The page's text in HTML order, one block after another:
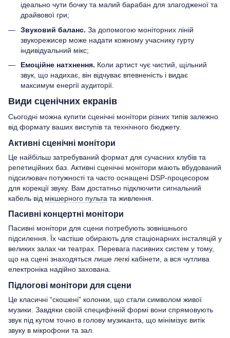
ідеально чути бочку та малий барабан для злагодженої та
драйвової гри;
Звуковий баланс. За допомогою моніторних ліній
звукорежисер може надати кожному учаснику гурту
індивідуальний мікс;
Емоційне натхнення. Коли артист чує чистий, щільний
звук, що надихає, він відчуває впевненість і видає
максимум енергії аудиторії.
Види сценічних екранів
Сьогодні можна купити сценічні монітори різних типів залежно
від формату ваших виступів та технічного бюджету.
Активні сценічні монітори
Це найбільш затребуваний формат для сучасних клубів та
репетиційних баз. Активні сценічні монітори мають вбудований
підсилювач потужності та часто оснащені DSP-процесором
для корекції звуку. Вам достатньо підключити сигнальний
кабель від мікшерного пульта та живлення.
Пасивні концертні монітори
Пасивні монітори для сцени потребують зовнішнього
підсилення. Їх частіше обирають для стаціонарних інсталяцій у
великих залах чи театрах. Перевага пасивних систем у тому,
що на сцені знаходяться лише легкі кабінети, а вся чутлива
електроніка надійно захована.
Підлогові монітори для сцени
Це класичні “скошені” колонки, що стали символом живої
музики. Завдяки своїй специфічній формі вони спрямовують
звук під кутом точно в голову музиканта, що мінімізує витік
звуку в мікрофони та зал.